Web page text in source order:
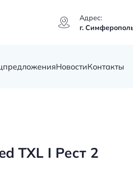
Адрес:
г.
НовостиКонтакты
TXL I Рест 2